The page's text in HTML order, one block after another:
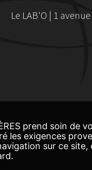
Le LAB'O | 1
prend soin de
les exigences
sur ce